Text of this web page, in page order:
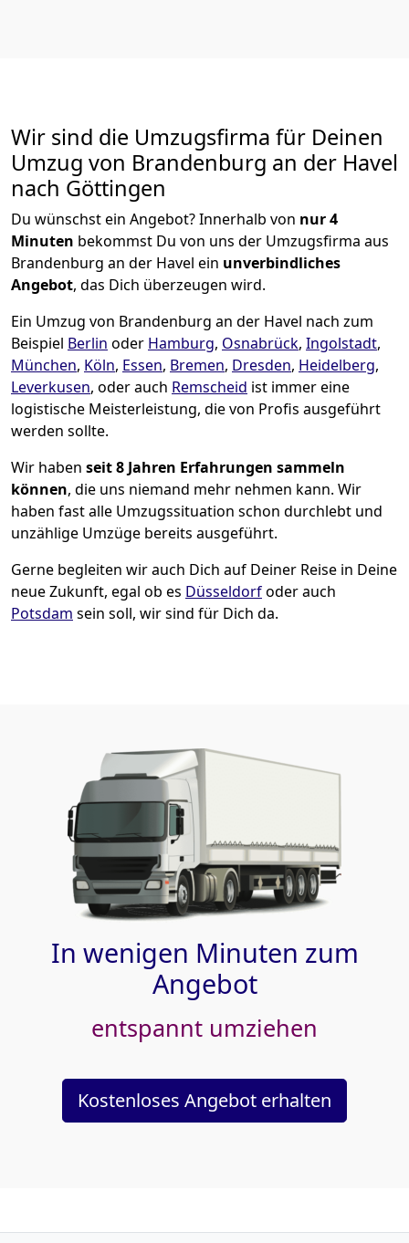
Wir sind die Umzugsfirma für Deinen
Umzug von Brandenburg an der Havel
nach Göttingen
Du wünschst ein Angebot? Innerhalb von nur 4
Minuten bekommst Du von uns der Umzugsfirma aus
Brandenburg an der Havel ein unverbindliches
Angebot, das Dich überzeugen wird.
Ein Umzug von Brandenburg an der Havel nach zum
Beispiel Berlin oder Hamburg, Osnabrück, Ingolstadt,
München, Köln, Essen, Bremen, Dresden, Heidelberg,
Leverkusen, oder auch Remscheid ist immer eine
logistische Meisterleistung, die von Profis ausgeführt
werden sollte.
Wir haben seit8 Jahren Erfahrungen sammeln
können, die uns niemand mehr nehmen kann. Wir
haben fast alle Umzugssituation schon durchlebt und
unzählige Umzüge bereits ausgeführt.
Gerne begleiten wir auch Dich auf Deiner Reise in Deine
neue Zukunft, egal ob es Düsseldorfoder auch
Potsdam sein soll, wir sind für Dich da.
In wenigen Minuten zum
Angebot
entspannt umziehen
Kostenloses Angebot erhalten